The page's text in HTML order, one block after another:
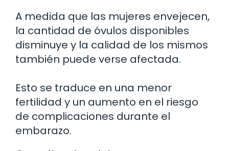
A medida que las mujeres envejecen,
la cantidad de óvulos disponibles
disminuye y la calidad de los mismos
también puede verse afectada.
Esto se traduce en una menor
fertilidad y un aumento en el riesgo
de complicaciones durante el
embarazo.